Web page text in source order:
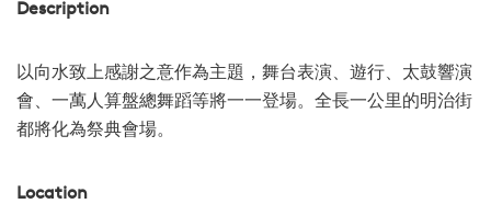
Description
以向水致上感謝之意作為主題，舞台表演、遊行、太鼓響演
會、一萬人算盤總舞蹈等將一一登場。全長一公里的明治街
都將化為祭典會場。
Location